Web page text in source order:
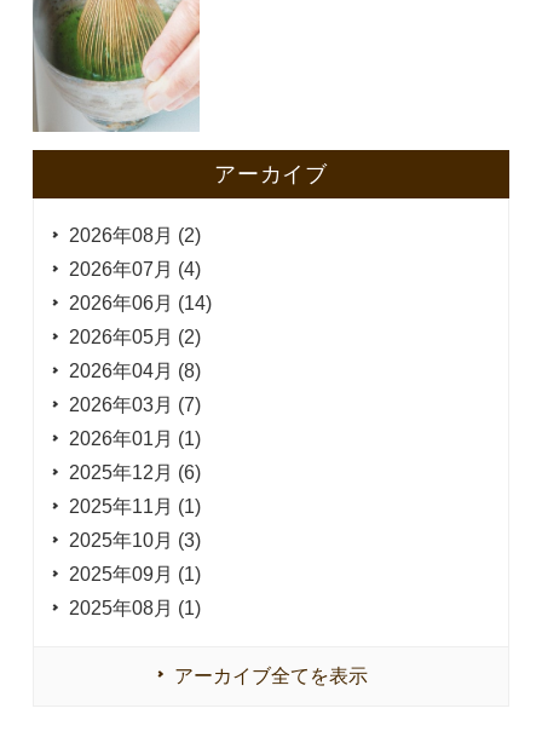
アーカイブ
2026年08月 (2)
2026年07月 (4)
2026年06月 (14)
2026年05月 (2)
2026年04月 (8)
2026年03月 (7)
2026年01月 (1)
2025年12月 (6)
2025年11月 (1)
2025年10月 (3)
2025年09月 (1)
2025年08月 (1)
アーカイブ全てを表示